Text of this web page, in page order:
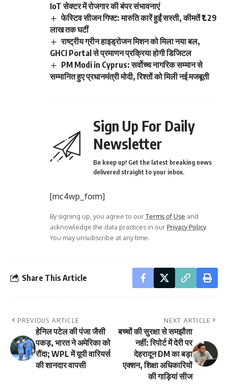
IoT सेक्टर में रोजगार की बंपर संभावनाएं
फेस्टिव सीजन गिफ्ट: मारुति कारें हुईं सस्ती, कीमतें ₹1.29
लाख तक घटीं
राष्ट्रीय ग्रीन हाइड्रोजन मिशन को मिला नया बल,
GHCI Portal से प्रमाणन प्रक्रिया होगी डिजिटल
PM Modi in Cyprus: सर्वोच्च नागरिक सम्मान से
सम्मानित हुए प्रधानमंत्री मोदी, रिश्तों को मिली नई मजबूती
Sign Up For Daily
Newsletter
Be keep up! Get the latest breaking news
delivered straight to your inbox.
[mc4wp_form]
By signing up, you agree to ourTerms of Use and
acknowledge the data practices in ourPrivacy Policy.
You may unsubscribe at any time.
Share This Article
PREVIOUS ARTICLE
हेनिल पटेल की पंजा जैसी
पकड़, भारत ने अमेरिका को
रौंदा; WPL में यूपी वारियर्स
की शानदार वापसी
NEXT ARTICLE
बच्चों की सुरक्षा से समझौता
नहीं: रिपोर्ट में देरी पर
देहरादून DM का बड़ा
एक्शन, शिक्षा अधिकारियों
की गाड़ियां सीज